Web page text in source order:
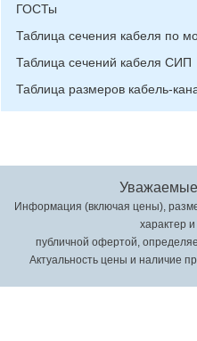
ГОСТы
Таблица сечения кабеля по
Таблица сечений кабеля СИП
Таблица размеров кабель-
Уважаемые
Информация (включая цены),
характер
публичной офертой,
Актуальность цены и наличие